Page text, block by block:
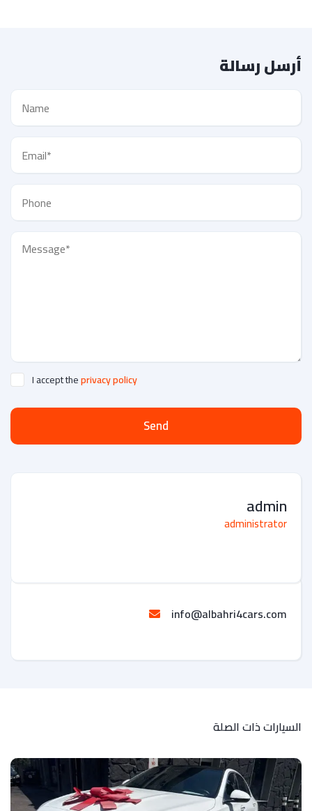
أرسل رسالة
I accept theprivacy policy
Send
admin
administrator
info@albahri4cars.com
السيارات ذات الصلة